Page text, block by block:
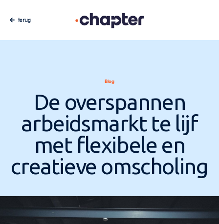
terug
Blog
De overspannen
arbeidsmarkt te lijf
met flexibele en
creatieve omscholing